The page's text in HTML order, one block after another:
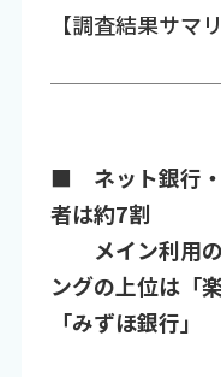
【調査結果サマリ
■ ネット銀行・
者は約7割
メイン利用の
ングの上位は「
「みずほ銀行」